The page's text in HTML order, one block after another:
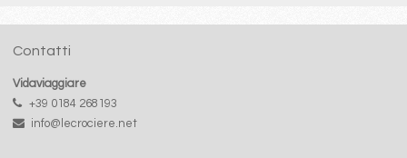
Contatti
Vidaviaggiare
+39 0184 268193
info@lecrociere.net